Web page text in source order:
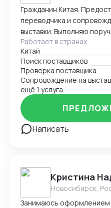
Гражданин Китая.
переводчика и
выставки. Выполняю
представляю интересы
услуги по контролю
контейнеров. Опыт
деятельности — более 5
переводчиком — более 10
автомобиль. Имею опыт
производственных
поиском и заказом
и других товаров. Также
продукции.
Работает в странах
Китай
Поиск поставщиков
Проверка поставщика
Сопровождение на
ещё 1 услуга
Написать
Кристина
Новосибирск,
Занимаюсь оформлением